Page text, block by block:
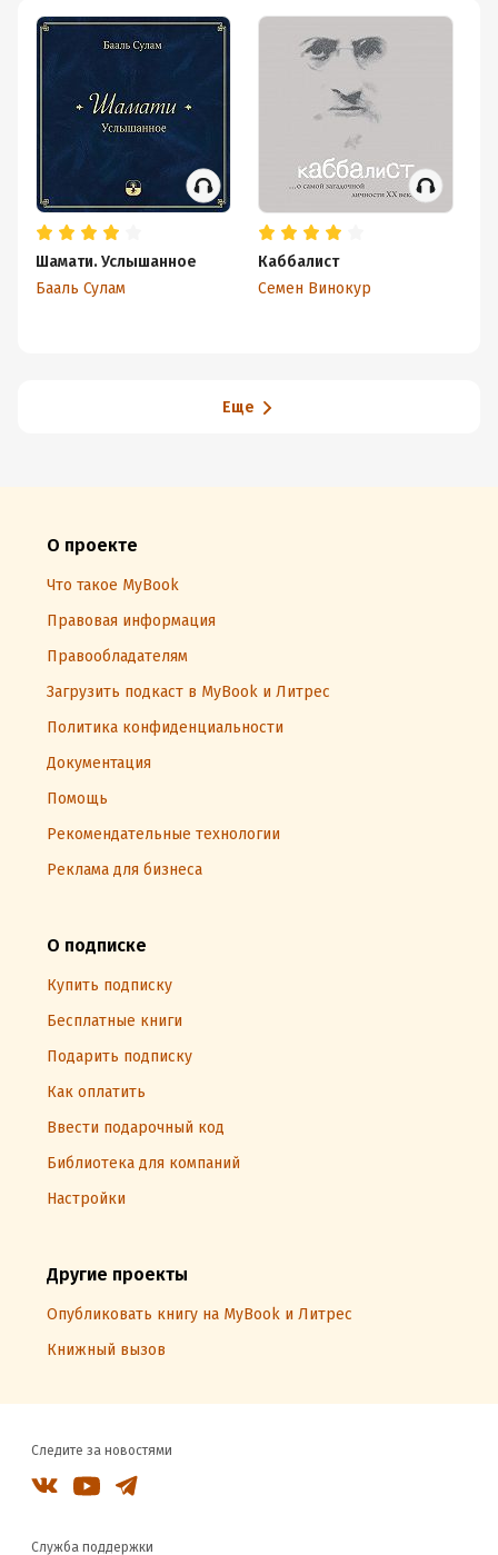
Шамати. Услышанное
Бааль Сулам
Каббалист
Семен Винокур
Еще
О проекте
Что такое MyBook
Правовая информация
Правообладателям
Загрузить подкаст в MyBook и Литрес
Политика конфиденциальности
Документация
Помощь
Рекомендательные технологии
Реклама для бизнеса
О подписке
Купить подписку
Бесплатные книги
Подарить подписку
Как оплатить
Ввести подарочный код
Библиотека для компаний
Настройки
Другие проекты
Опубликовать книгу на MyBook и Литрес
Книжный вызов
Следите за новостями
Служба поддержки